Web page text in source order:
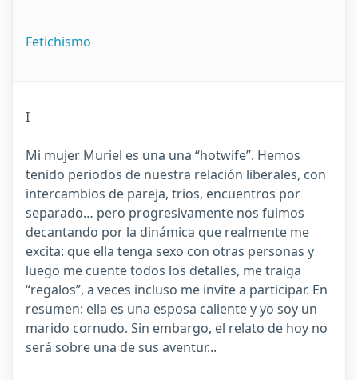
Fetichismo
I
Mi mujer Muriel es una una “hotwife”. Hemos
tenido periodos de nuestra relación liberales, con
intercambios de pareja, trios, encuentros por
separado… pero progresivamente nos fuimos
decantando por la dinámica que realmente me
excita: que ella tenga sexo con otras personas y
luego me cuente todos los detalles, me traiga
“regalos”, a veces incluso me invite a participar. En
resumen: ella es una esposa caliente y yo soy un
marido cornudo. Sin embargo, el relato de hoy no
será sobre una de sus aventur...